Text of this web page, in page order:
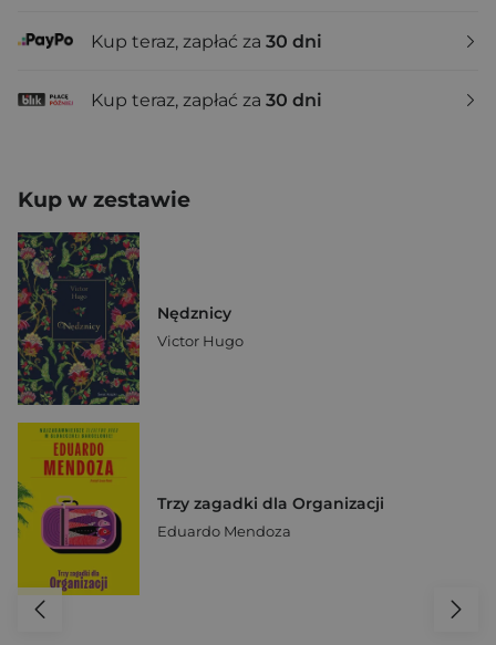
Kup teraz, zapłać za 30 dni
Kup teraz, zapłać za 30 dni
Kup w zestawie
Nędznicy
Victor Hugo
Trzy zagadki dla Organizacji
Eduardo Mendoza